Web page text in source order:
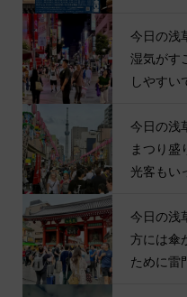
今日の浅
湿気がす
しやすい
今日の浅
まつり盛
光客もい
今日の浅
方には傘
ために雷